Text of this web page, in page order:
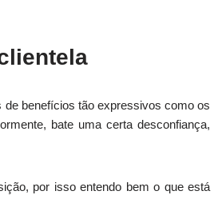
de benefícios tão expressivos como os
bate uma certa desconfiança,
por isso entendo bem o que está